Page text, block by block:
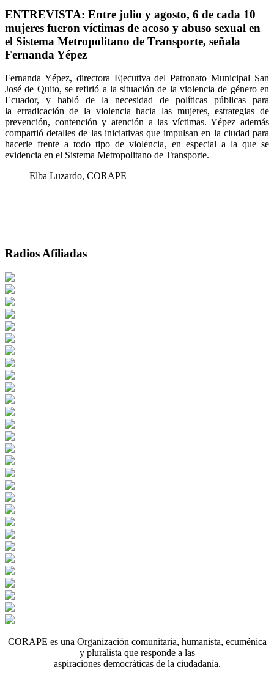
ENTREVISTA: Entre julio y agosto, 6 de cada 10
mujeres fueron víctimas de acoso y abuso sexual en
el Sistema Metropolitano de Transporte, señala
Fernanda Yépez
Fernanda Yépez, directora Ejecutiva del Patronato Municipal San
José de Quito, se refirió a la situación de la violencia de género en
Ecuador, y habló de la necesidad de políticas públicas para
la erradicación de la violencia hacia las mujeres, estrategias de
prevención, contención y atención a las víctimas. Yépez además
compartió detalles de las iniciativas que impulsan en la ciudad para
hacerle frente a todo tipo de violencia, en especial a la que se
evidencia en el Sistema Metropolitano de Transporte.
Elba Luzardo, CORAPE
Radios Afiliadas
CORAPE es una Organización comunitaria, humanista, ecuménica
y pluralista que responde a las
aspiraciones democráticas de la ciudadanía.